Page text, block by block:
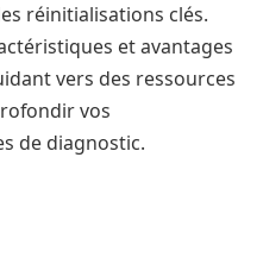
réinitialisations clés.
et avantages
vers des ressources
vos
de diagnostic.